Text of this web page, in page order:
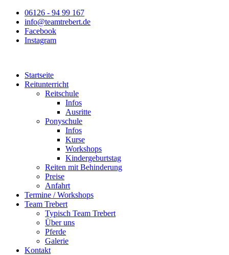
Zum
Inhalt
springen
06126 - 94 99 167
info@teamtrebert.de
Facebook
Instagram
Startseite
Reitunterricht
Reitschule
Infos
Ausritte
Ponyschule
Infos
Kurse
Workshops
Kindergeburtstag
Reiten mit Behinderung
Preise
Anfahrt
Termine / Workshops
Team Trebert
Typisch Team Trebert
Über uns
Pferde
Galerie
Kontakt